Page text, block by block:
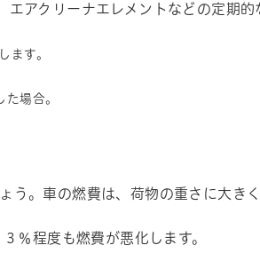
エアクリーナエレメントなどの定期的
ます。
場合。
う。車の燃費は、荷物の重さに大きく
％程度も燃費が悪化します。